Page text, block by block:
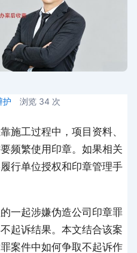
护 浏览 34 次
施工过程中，项目资料、
频繁使用印章。如果相关
行单位授权和印章管理手
一起涉嫌伪造公司印章罪
起诉结果。本文结合该案
案件中如何争取不起诉作